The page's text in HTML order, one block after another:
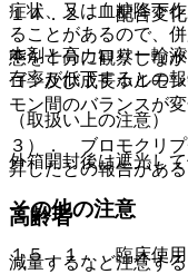
１４．２． 配合変化
本剤と高カロリー輸
存率が低下するとの
（取扱い上の注意）
外箱開封後は遮光し
その他の注意
１５．１． 臨床使用
症状、又は血糖降下
ることがあるので、
態を十分に観察しな
ゴン及び成長ホルモ
モン間のバランスが
３）． ブロモクリプ
昇したとの報告があ
高齢者
減量するなど注意す